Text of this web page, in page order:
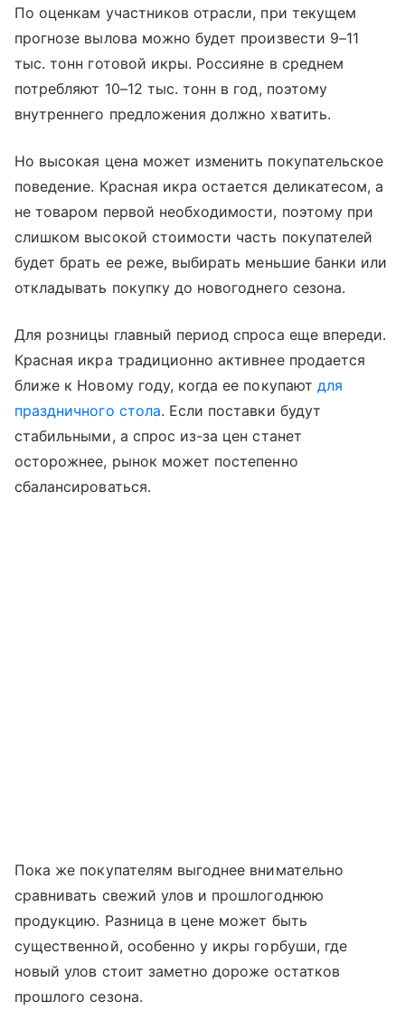
По оценкам участников отрасли, при текущем
прогнозе вылова можно будет произвести 9–11
тыс. тонн готовой икры. Россияне в среднем
потребляют 10–12 тыс. тонн в год, поэтому
внутреннего предложения должно хватить.
Но высокая цена может изменить покупательское
поведение. Красная икра остается деликатесом, а
не товаром первой необходимости, поэтому при
слишком высокой стоимости часть покупателей
будет брать ее реже, выбирать меньшие банки или
откладывать покупку до новогоднего сезона.
Для розницы главный период спроса еще впереди.
Красная икра традиционно активнее продается
ближе к Новому году, когда ее покупают для
праздничного стола. Если поставки будут
стабильными, а спрос из-за цен станет
осторожнее, рынок может постепенно
сбалансироваться.
Пока же покупателям выгоднее внимательно
сравнивать свежий улов и прошлогоднюю
продукцию. Разница в цене может быть
существенной, особенно у икры горбуши, где
новый улов стоит заметно дороже остатков
прошлого сезона.